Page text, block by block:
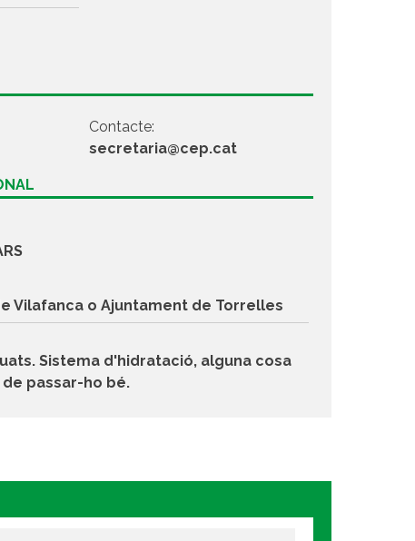
Contacte:
secretaria@cep.cat
Vilafanca o Ajuntament de Torrelles
Sistema d'hidratació, alguna cosa
passar-ho bé.